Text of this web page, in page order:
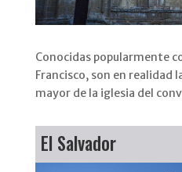
Conocidas popularmente
Francisco, son en realidad
mayor de la iglesia del
El Salvador